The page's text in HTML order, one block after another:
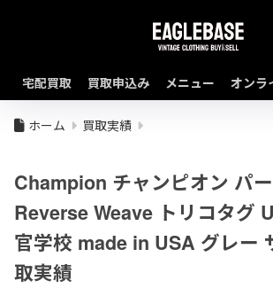
宅配買取 買取申込み メニュー オンラ
ホーム 買取実績
Champion チャンピオン パ
Reverse Weave トリコタグ
官学校 made in USA グレー
取実績